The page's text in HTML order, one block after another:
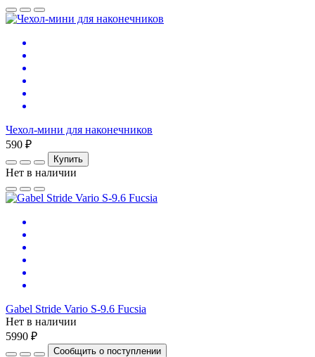
Чехол-мини для наконечников
590 ₽
Купить
Нет в наличии
Gabel Stride Vario S-9.6 Fucsia
Нет в наличии
5990 ₽
Сообщить о поступлении